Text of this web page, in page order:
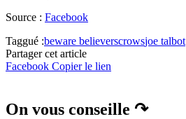
Source : Facebook
Taggué :beware believerscrowsjoe talbot
Partager cet article
Facebook Copier le lien
On vous conseille ↷